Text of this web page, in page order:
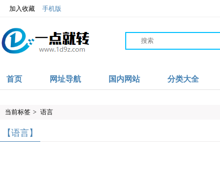
加入收藏 手机版
首页 网址导航 国内网站 分类大全
当前标签 > 语言
【语言】